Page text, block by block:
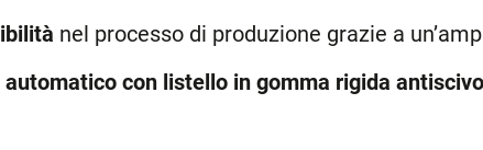
nel processo di produzione grazie a
con listello in gomma rigida